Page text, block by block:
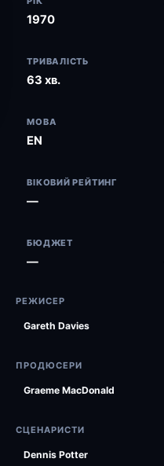
1970
ТРИВАЛІСТЬ
63 хв.
МОВА
EN
ВІКОВИЙ РЕЙТИНГ
—
БЮДЖЕТ
—
РЕЖИСЕР
Gareth Davies
ПРОДЮСЕРИ
Graeme MacDonald
СЦЕНАРИСТИ
Dennis Potter